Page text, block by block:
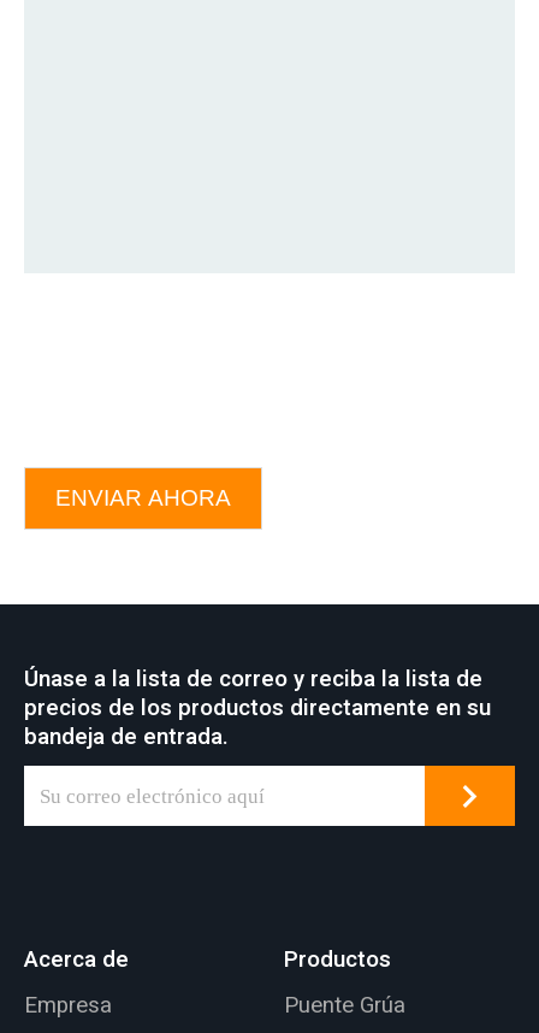
ENVIAR AHORA
Únase a la lista de correo y reciba la lista de
precios de los productos directamente en su
bandeja de entrada.
Acerca de
Empresa
Productos
Puente Grúa